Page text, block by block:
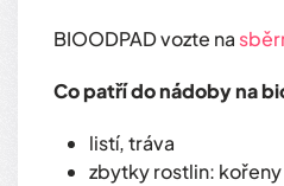
BIOODPAD vozte na
Co patří do nádoby na
listí, tráva
zbytky rostlin: kořeny